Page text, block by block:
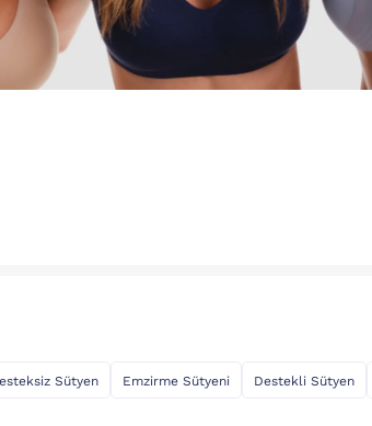
Sütyen Emzirme Sütyeni Destekli Sütyen